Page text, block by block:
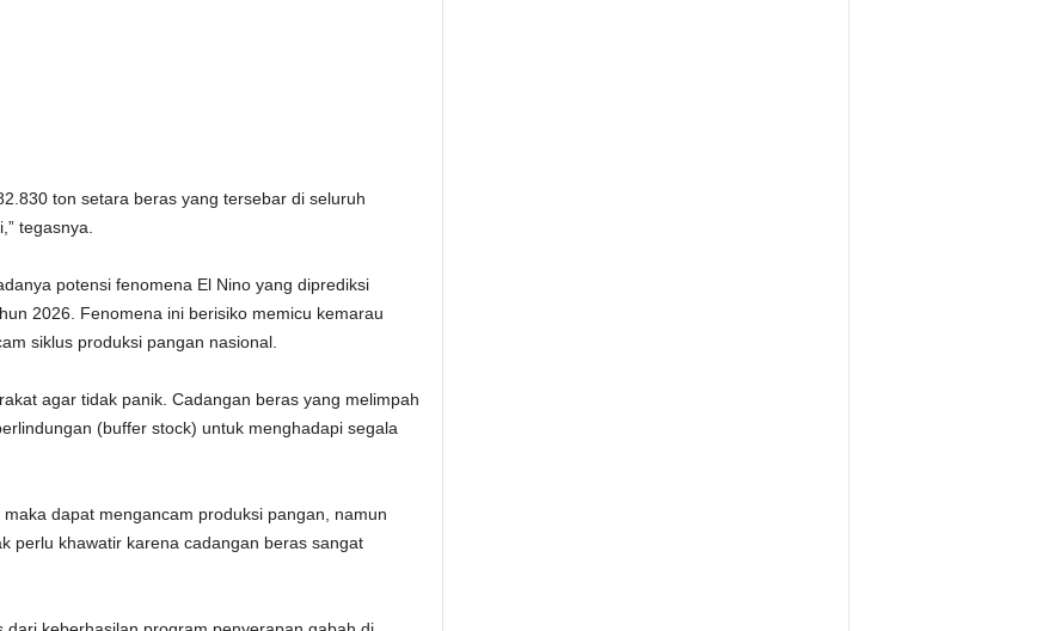
ton setara beras yang tersebar di seluruh
tegasnya.
potensi fenomena El Nino yang diprediksi
2026. Fenomena ini berisiko memicu kemarau
siklus produksi pangan nasional.
agar tidak panik. Cadangan beras yang melimpah
(buffer stock) untuk menghadapi segala
dapat mengancam produksi pangan, namun
perlu khawatir karena cadangan beras sangat